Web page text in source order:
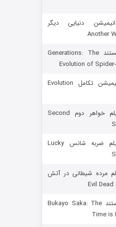
رویایی برای تو
دنیایی دیگر
Another
دانلود مستند Generations: The
Evolution of
دانلود انیمیشن تکامل Evolution
دانلود فیلم خواهر دوم Second
دانلود فیلم ضربه شانس Lucky
مرده شیطانی در آتش
Evil
دانلود مستند Bukayo Saka: The
Time is